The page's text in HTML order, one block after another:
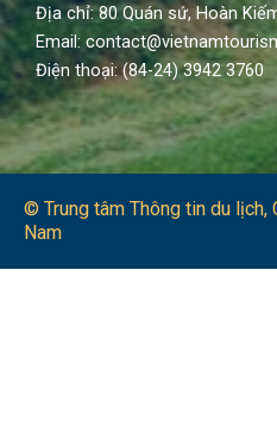
Địa chỉ: 80 Quán sứ, Hoàn
Email:
Điện thoại: (84-24) 3942 3760
© Trung tâm Thông tin du lịch​,
Nam